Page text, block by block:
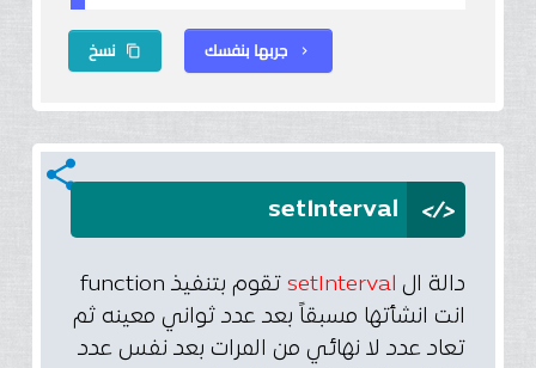
نسخ content_copy جربها بنفسك chevron_right
share
</>
setInterval
دالة ال setInterval
تقوم بتنفيذ function
انت انشأتها مسبقاً بعد عدد ثواني معينه ثم
تعاد عدد لا نهائي من المرات بعد نفس عدد